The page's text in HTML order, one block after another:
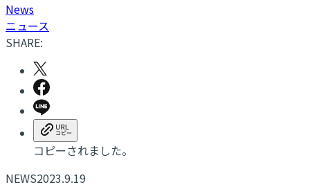
News
ニュース
SHARE:
コピーされました。
NEWS2023.9.19